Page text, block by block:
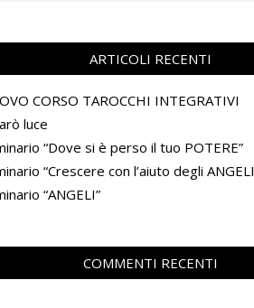
ARTICOLI RECENTI
CORSO TAROCCHI INTEGRATIVI
luce
“Dove si è perso il tuo POTERE”
“Crescere con l’aiuto degli
“ANGELI”
COMMENTI RECENTI